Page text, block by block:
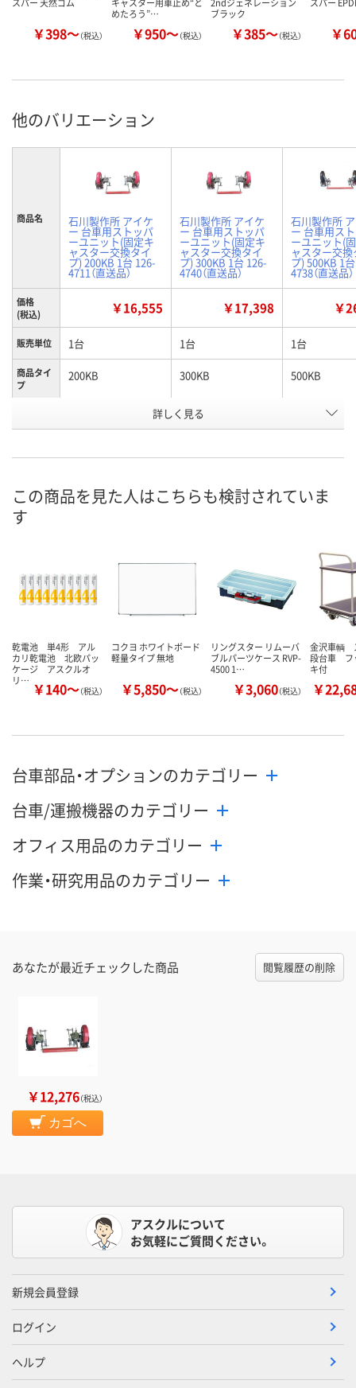
￥398～（税込）
めたろう”…
￥950～（税込）
ブラック
￥385～（税込） ￥
他のバリエーション
商品名 石川製作所 アイケ
ー 台車用ストッパ
ーユニット(固定キ
ャスター交換タイ
プ) 200KB 1台 126-
4711（直送品）
石川製作所 アイケ
ー 台車用ストッパ
ーユニット(固定キ
ャスター交換タイ
プ) 300KB 1台 126-
4740（直送品）
石川製作所
ー 台車用ス
ーユニット(
ャスター交換
プ) 500KB 1
4738（直送品）
価格
(税込)
￥16,555 ￥17,398 ￥
販売単位 1台 1台 1台
商品タイ
プ
200KB 300KB 500KB
HU09064 HU09117
カゴへ カ
詳しく見る
この商品を見た人はこちらも検討されていま
す
乾電池 単4形 アル
カリ乾電池 北欧パッ
ケージ アスクルオ
リ… ￥140～（税込）
コクヨ ホワイトボード
軽量タイプ 無地
￥5,850～（税込）
リングスター リムーバ
ブルパーツケース RVP-
4500 1…
￥3,060（税込）
金沢車輌
段台車 フ
キ付
￥
台車部品・オプションのカテゴリー
台車/運搬機器のカテゴリー
オフィス用品のカテゴリー
作業・研究用品のカテゴリー
あなたが最近チェックした商品 閲覧履歴の削除
￥12,276（税込）
カゴへ
アスクルについて
お気軽にご質問ください。
新規会員登録
ログイン
ヘルプ